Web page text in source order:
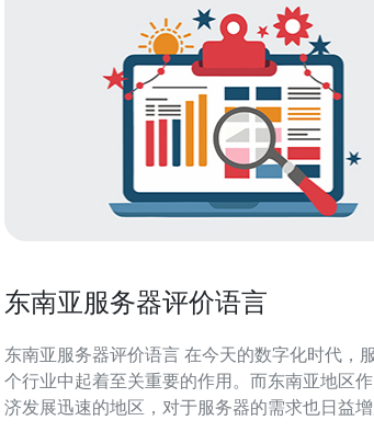
东南亚服务器评价语言
东南亚服务器评价语言 在今天的数字化时代，服务器在各
个行业中起着至关重要的作用。而东南亚地区
济发展迅速的地区，对于服务器的需求也日益增